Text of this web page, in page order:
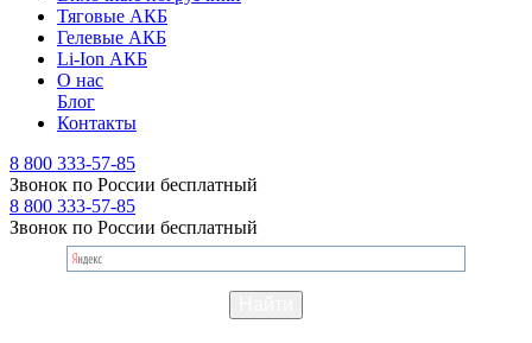
Тяговые АКБ
Гелевые АКБ
Li-Ion АКБ
О нас
Блог
Контакты
8 800 333-57-85
Звонок по России бесплатный
8 800 333-57-85
Звонок по России бесплатный